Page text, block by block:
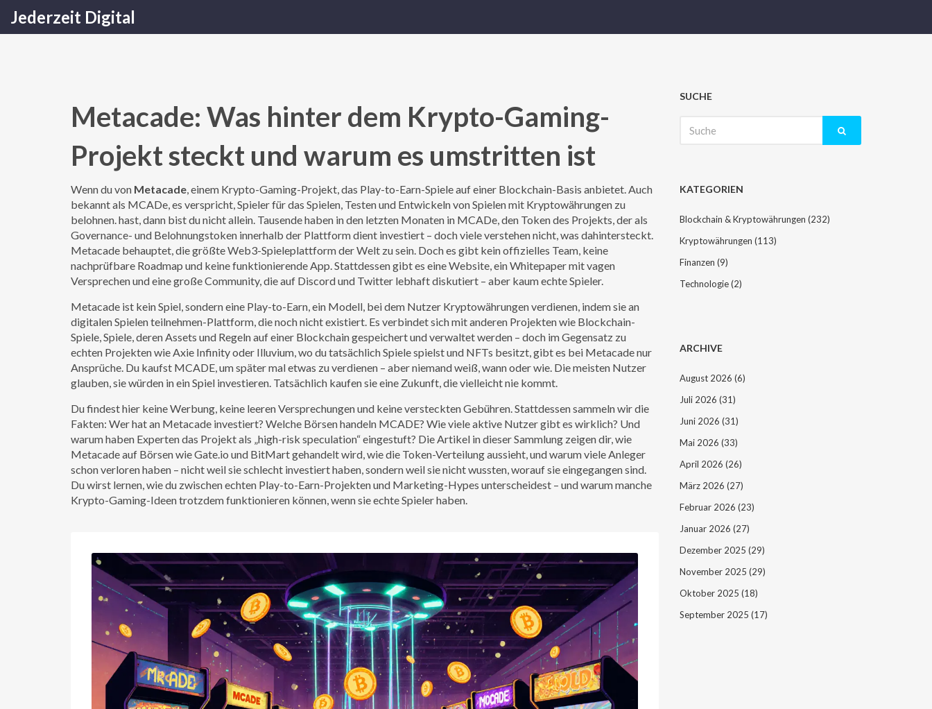
Jederzeit Digital
Metacade: Was hinter dem Krypto-Gaming-
Projekt steckt und warum es umstritten ist
Wenn du von Metacade,einem Krypto-Gaming-Projekt, das Play-to-Earn-Spiele auf einer Blockchain-Basis anbietet. Auch
bekannt als MCADe, es verspricht, Spieler für das Spielen, Testen und Entwickeln von Spielen mit Kryptowährungen zu
belohnen.hast, dann bist du nicht allein. Tausende haben in den letzten Monaten in MCADe,den Token des Projekts, der als
Governance- und Belohnungstoken innerhalb der Plattform dient investiert – doch viele verstehen nicht, was dahintersteckt.
Metacade behauptet, die größte Web3-Spieleplattform der Welt zu sein. Doch es gibt kein offizielles Team, keine
nachprüfbare Roadmap und keine funktionierende App. Stattdessen gibt es eine Website, ein Whitepaper mit vagen
Versprechen und eine große Community, die auf Discord und Twitter lebhaft diskutiert – aber kaum echte Spieler.
Metacade ist kein Spiel, sondern eine Play-to-Earn,ein Modell, bei dem Nutzer Kryptowährungen verdienen, indem sie an
digitalen Spielen teilnehmen-Plattform, die noch nicht existiert. Es verbindet sich mit anderen Projekten wie Blockchain-
Spiele,Spiele, deren Assets und Regeln auf einer Blockchain gespeichert und verwaltet werden – doch im Gegensatz zu
echten Projekten wie Axie Infinity oder Illuvium, wo du tatsächlich Spiele spielst und NFTs besitzt, gibt es bei Metacade nur
Ansprüche. Du kaufst MCADE, um später mal etwas zu verdienen – aber niemand weiß, wann oder wie. Die meisten Nutzer
glauben, sie würden in ein Spiel investieren. Tatsächlich kaufen sie eine Zukunft, die vielleicht nie kommt.
Du findest hier keine Werbung, keine leeren Versprechungen und keine versteckten Gebühren. Stattdessen sammeln wir die
Fakten: Wer hat an Metacade investiert? Welche Börsen handeln MCADE? Wie viele aktive Nutzer gibt es wirklich? Und
warum haben Experten das Projekt als „high-risk speculation“ eingestuft? Die Artikel in dieser Sammlung zeigen dir, wie
Metacade auf Börsen wie Gate.io und BitMart gehandelt wird, wie die Token-Verteilung aussieht, und warum viele Anleger
schon verloren haben – nicht weil sie schlecht investiert haben, sondern weil sie nicht wussten, worauf sie eingegangen sind.
Du wirst lernen, wie du zwischen echten Play-to-Earn-Projekten und Marketing-Hypes unterscheidest – und warum manche
Krypto-Gaming-Ideen trotzdem funktionieren können, wenn sie echte Spieler haben.
SUCHE
nach:
KATEGORIEN
Blockchain & Kryptowährungen (232)
Kryptowährungen (113)
Finanzen (9)
Technologie(2)
ARCHIVE
August 2026 (6)
Juli 2026 (31)
Juni 2026 (31)
Mai 2026 (33)
April 2026 (26)
März 2026 (27)
Februar 2026 (23)
Januar 2026 (27)
Dezember 2025 (29)
November 2025 (29)
Oktober 2025 (18)
September 2025 (17)